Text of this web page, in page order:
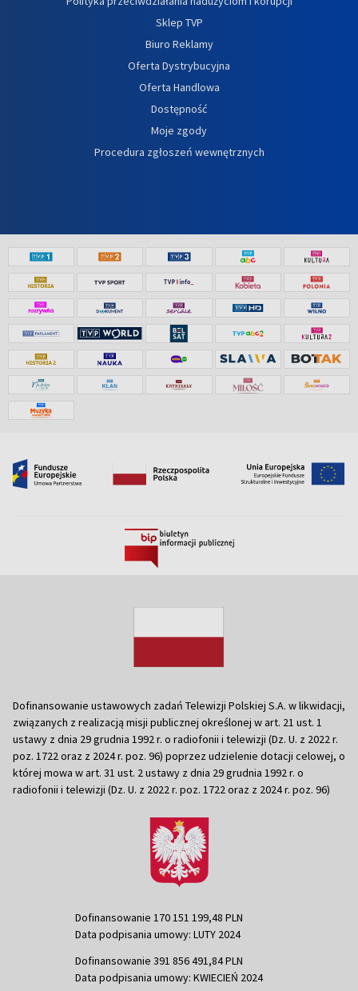
Sklep TVP
Biuro Reklamy
Oferta Dystrybucyjna
Oferta Handlowa
Dostępność
Moje zgody
Procedura zgłoszeń wewnętrznych
Dofinansowanie ustawowych zadań Telewizji Polskiej S.A. w likwidacji,
związanych z realizacją misji publicznej określonej w art. 21 ust. 1
ustawy z dnia 29 grudnia 1992 r. o radiofonii i telewizji (Dz. U. z 2022 r.
poz. 1722 oraz z 2024 r. poz. 96) poprzez udzielenie dotacji celowej, o
której mowa w art. 31 ust. 2 ustawy z dnia 29 grudnia 1992 r. o
radiofonii i telewizji (Dz. U. z 2022 r. poz. 1722 oraz z 2024 r. poz. 96)
Dofinansowanie 170 151 199,48 PLN
Data podpisania umowy: LUTY 2024
Dofinansowanie 391 856 491,84 PLN
Data podpisania umowy: KWIECIEŃ 2024